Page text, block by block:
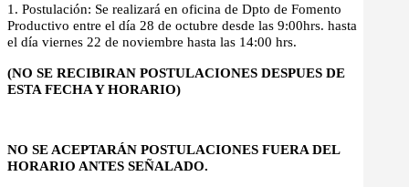
1. Postulación: Se realizará en oficina de Dpto de Fomento
Productivo entre el día 28 de octubre desde las 9:00hrs. hasta
el día viernes 22 de noviembre hasta las 14:00 hrs.
(NO SE RECIBIRAN POSTULACIONES DESPUES DE
ESTA FECHA Y HORARIO)
NO SE ACEPTARÁN POSTULACIONES FUERA DEL
HORARIO ANTES SEÑALADO.